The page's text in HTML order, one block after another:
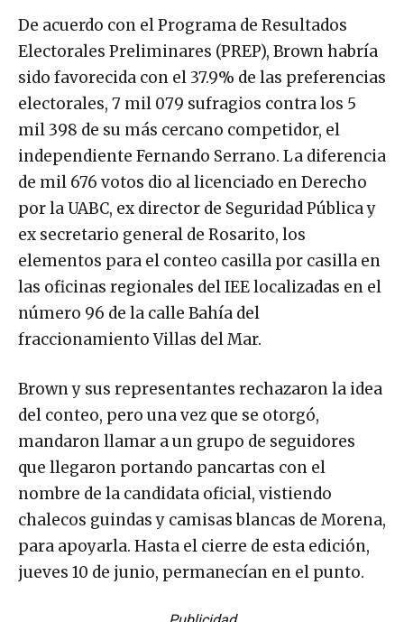
De acuerdo con el Programa de Resultados
Electorales Preliminares (PREP), Brown habría
sido favorecida con el 37.9% de las preferencias
electorales, 7 mil 079 sufragios contra los 5
mil 398 de su más cercano competidor, el
independiente Fernando Serrano. La diferencia
de mil 676 votos dio al licenciado en Derecho
por la UABC, ex director de Seguridad Pública y
ex secretario general de Rosarito, los
elementos para el conteo casilla por casilla en
las oficinas regionales del IEE localizadas en el
número 96 de la calle Bahía del
fraccionamiento Villas del Mar.
Brown y sus representantes rechazaron la idea
del conteo, pero una vez que se otorgó,
mandaron llamar a un grupo de seguidores
que llegaron portando pancartas con el
nombre de la candidata oficial, vistiendo
chalecos guindas y camisas blancas de Morena,
para apoyarla. Hasta el cierre de esta edición,
jueves 10 de junio, permanecían en el punto.